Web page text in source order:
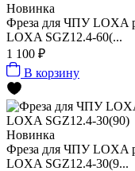
Новинка
Фреза для ЧПУ LOXA
LOXA SGZ12.4-60(...
1 100 ₽
В корзину
Новинка
Фреза для ЧПУ LOXA
LOXA SGZ12.4-30(9...